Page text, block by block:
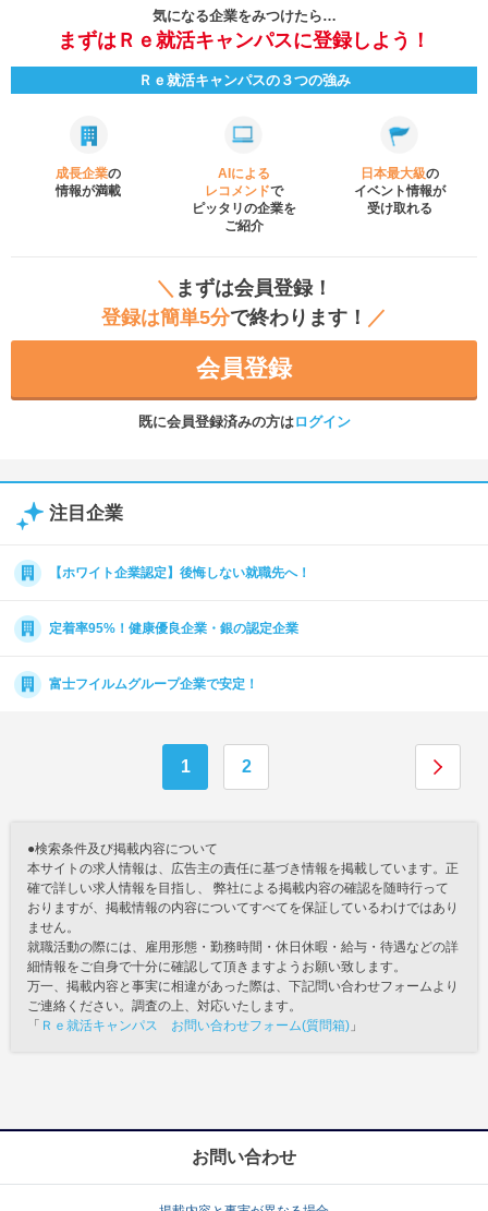
気になる企業をみつけたら…
まずはＲｅ就活キャンパスに登録しよう！
Ｒｅ就活キャンパスの３つの強み
成長企業の
情報が満載
AIによる
レコメンドで
ピッタリの企業を
ご紹介
日本最大級の
イベント情報が
受け取れる
＼ まずは会員登録！
登録は簡単5分で終わります！ ／
会員登録
既に会員登録済みの方はログイン
注目企業
【ホワイト企業認定】後悔しない就職先へ！
定着率95%！健康優良企業・銀の認定企業
富士フイルムグループ企業で安定！
1 2
●検索条件及び掲載内容について
本サイトの求人情報は、広告主の責任に基づき情報を掲載しています。正
確で詳しい求人情報を目指し、 弊社による掲載内容の確認を随時行って
おりますが、掲載情報の内容についてすべてを保証しているわけではあり
ません。
就職活動の際には、雇用形態・勤務時間・休日休暇・給与・待遇などの詳
細情報をご自身で十分に確認して頂きますようお願い致します。
万一、掲載内容と事実に相違があった際は、下記問い合わせフォームより
ご連絡ください。調査の上、対応いたします。
「 Ｒｅ就活キャンパス お問い合わせフォーム(質問箱) 」
お問い合わせ